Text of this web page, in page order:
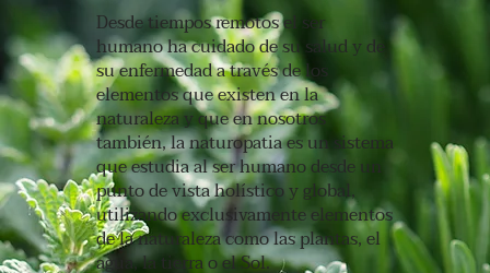
Desde tiempos remotos el ser
humano ha cuidado de su salud y de
su enfermedad a través de los
elementos que existen en la
naturaleza y que en nosotros
también, la naturopatia es un sistema
que estudia al ser humano desde un
punto de vista holístico y global,
utilizando exclusivamente elementos
de la naturaleza como las plantas, el
agua, la tierra o el Sol.